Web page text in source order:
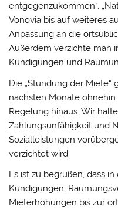
entgegenzukommen“.
Vonovia bis auf weiteres
Anpassung an die
Außerdem verzichte man
Kündigungen und
Die „Stundung der
nächsten Monate
Regelung hinaus. Wir
Zahlungsunfähigkeit und
Sozialleistungen
verzichtet wird.
Es ist zu begrüßen, dass
Kündigungen,
Mieterhöhungen bis zur